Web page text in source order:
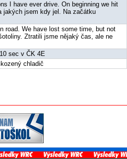
I have ever drive. On beginning we hit
jakých jsem kdy jel. Na začátku
road. We have lost some time, but not
Ztratili jsme nějaký čas, ale ne
sec v ČK 4E
chladič